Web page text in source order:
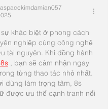
khác biệt ở phong cách
nghiệp cùng công nghệ
tài nguyên. Khi đồng hành
, bạn sẽ cảm nhận ngay
từng thao tác nhỏ nhất.
dùng làm trọng tâm, 8s
được ưu thế cạnh tranh nổi